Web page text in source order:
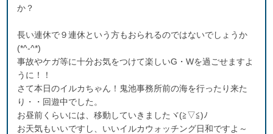
か？
長い連休で９連休という方もおられるのではないでしょうか
(*^-^*)
事故やケガ等に十分お気をつけて楽しいG・Wを過ごせますよ
うに！！
さて本日のイルカちゃん！鬼池事務所前の海を行ったり来た
り・・回遊中でした。
お昼前くらいには、移動していきましたヾ(≧▽≦)ﾉ
お天気もいいですし、いいイルカウォッチング日和ですよ～